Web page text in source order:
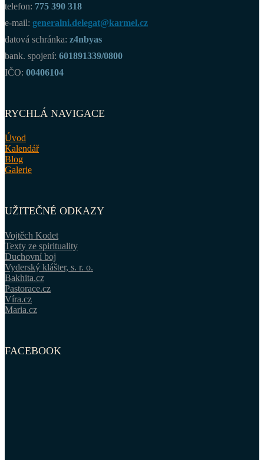
telefon: 775 390 318
e-mail: generalni.delegat@karmel.cz
datová schránka: z4nbyas
bank. spojení: 601891339/0800
IČO: 00406104
RYCHLÁ NAVIGACE
Úvod
Kalendář
Blog
Galerie
UŽITEČNÉ ODKAZY
Vojtěch Kodet
Texty ze spirituality
Duchovní boj
Vyderský klášter, s. r. o.
Bakhita.cz
Pastorace.cz
Víra.cz
Maria.cz
FACEBOOK